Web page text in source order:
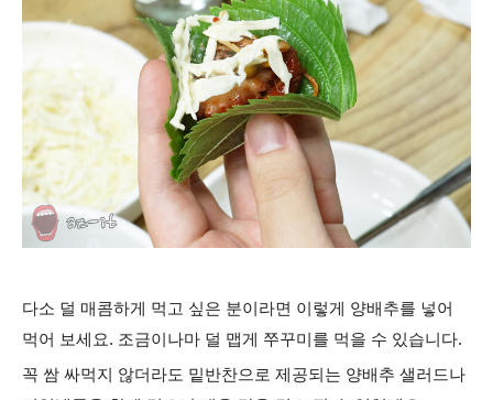
다소 덜 매콤하게 먹고 싶은 분이라면 이렇게 양배추를 넣어
먹어 보세요. 조금이나마 덜 맵게 쭈꾸미를 먹을 수 있습니다.
꼭 쌈 싸먹지 않더라도 밑반찬으로 제공되는 양배추 샐러드나